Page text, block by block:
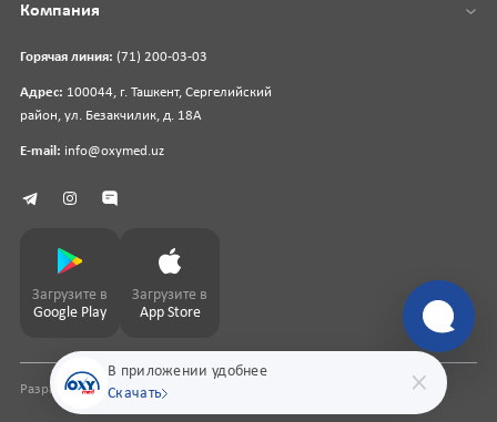
В приложении удобнее
Скачать
Горячая линия: (71) 200-03-03
Адрес: 100044, г. Ташкент, Сергелийский
район, ул. Безакчилик, д. 18А
E-mail: info@oxymed.uz
Компания
Загрузите в
Google Play
Загрузите в
App Store
Разработка сайтаpharmit.uz